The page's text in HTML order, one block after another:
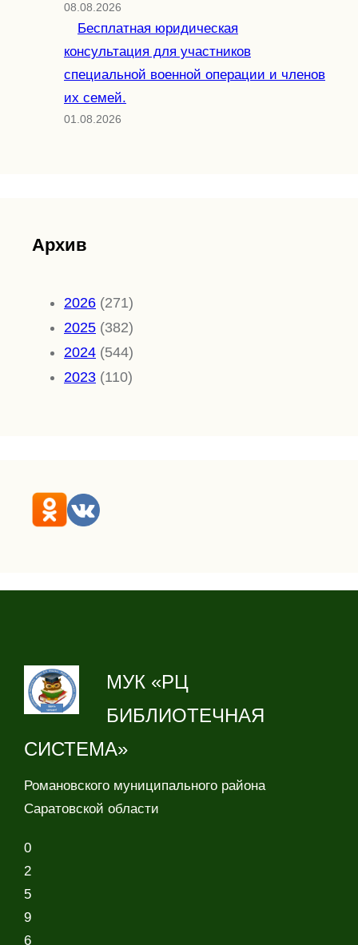
08.08.2026
Бесплатная юридическая
консультация для участников
специальной военной операции и членов
их семей.
01.08.2026
Архив
2026 (271)
2025 (382)
2024 (544)
2023 (110)
МУК «РЦ
БИБЛИОТЕЧНАЯ
СИСТЕМА»
Романовского муниципального района
Саратовской области
0
2
5
9
6